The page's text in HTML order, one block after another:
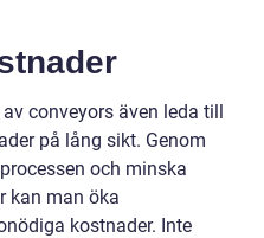
conveyors även leda till
på lång sikt. Genom
och minska
kan man öka
kostnader. Inte